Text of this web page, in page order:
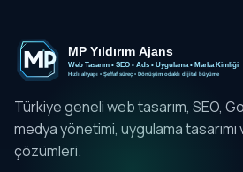
Türkiye geneli web tasarım, SEO,
medya yönetimi, uygulama
çözümleri.